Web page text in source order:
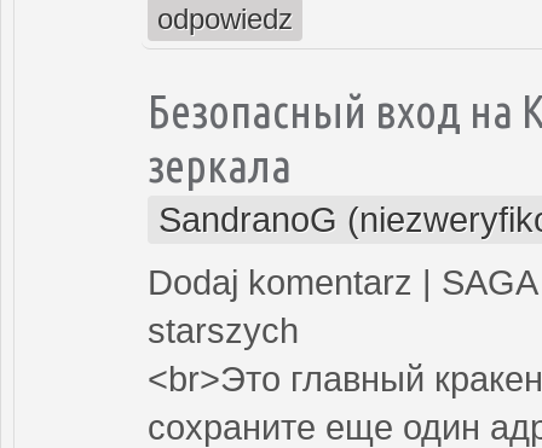
odpowiedz
Безопасный вход на
зеркала
SandranoG
Dodaj komentarz |
starszych
<br>Это главный
сохраните еще один